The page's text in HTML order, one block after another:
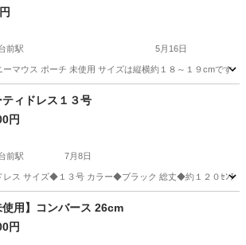
前駅 5月16日
ーマウス ポーチ 未使用 サイズは縦横約１８～１９cmです
相武台前駅 バッグ
ティドレス１３号
円
前駅 7月8日
レス サイズ◆１３号 カラー◆ブラック 総丈◆約１２０ｾﾝﾁ(
相武台前駅 ドレス
使用】コンバース 26cm
円